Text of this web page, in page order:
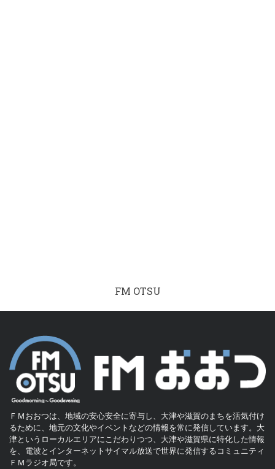
FM OTSU
ＦＭおおつは、地域の安心安全に寄与し、大津や滋賀のまちを活気付け
るために、地元の文化やイベントなどの情報を常に発信しています。大
津というローカルエリアにこだわりつつ、大津や滋賀県に特化した情報
を、電波とインターネットサイマル放送で世界に発信するコミュニティ
ＦＭラジオ局です。